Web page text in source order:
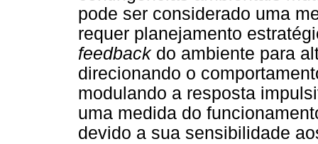
pode ser considerado uma
requer planejamento
feedbackdo ambiente para
direcionando o
modulando a resposta
uma medida do
devido a sua sensibilidade